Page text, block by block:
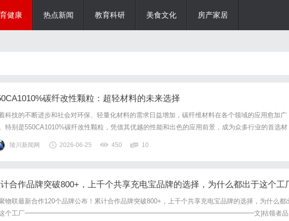
健康 热点新闻 教育科研 美食文化 房产家居
碳纤改性颗粒：超轻材料的未来选择
科技的不断进步和社会对环保、轻量化材料的需求日益增加，碳纤维材料在各个领域的应用愈加广
特别是550CA1010%碳纤改性颗粒，凭借其优越的性能和出色的应用前景，成为众多行业的首选材
本文将详细探讨550CA1010的特性、应用领域以及未来发展方向。一、什么是550CA1010碳纤改性
？碳纤改性颗粒550CA1010是一种通过特殊工艺处理的碳纤维...
陵川新闻网 2026-06-25 450 10
合作品牌突破800+，上千个共享充电宝品牌的选择，为什么都出于这个工
物联最新合作120个品牌公布！累计合作品牌突破800+，上千个共享充电宝品牌的选择，为什么都
这个工厂━━━━━━━━━━━━━━━━━━━━━━━━━━━━━━━━━━━文|桔领者品